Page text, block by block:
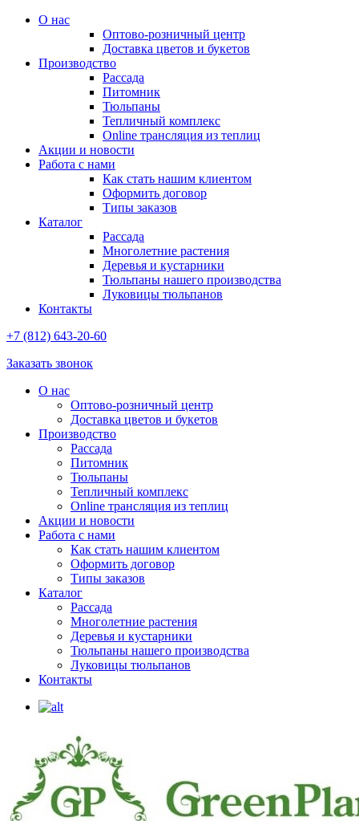
О нас
Оптово-розничный центр
Доставка цветов и букетов
Производство
Рассада
Питомник
Тюльпаны
Тепличный комплекс
Online трансляция из теплиц
Акции и новости
Работа с нами
Как стать нашим клиентом
Оформить договор
Типы заказов
Каталог
Рассада
Многолетние растения
Деревья и кустарники
Тюльпаны нашего производства
Луковицы тюльпанов
Контакты
+7 (812) 643-20-60
Заказать звонок
О нас
Оптово-розничный центр
Доставка цветов и букетов
Производство
Рассада
Питомник
Тюльпаны
Тепличный комплекс
Online трансляция из теплиц
Акции и новости
Работа с нами
Как стать нашим клиентом
Оформить договор
Типы заказов
Каталог
Рассада
Многолетние растения
Деревья и кустарники
Тюльпаны нашего производства
Луковицы тюльпанов
Контакты